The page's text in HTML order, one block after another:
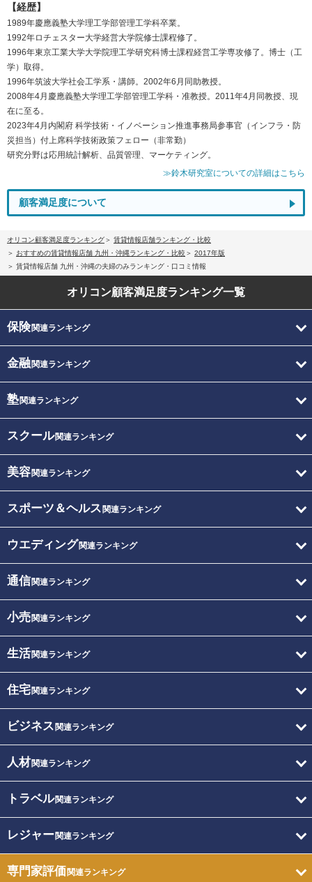
【経歴】
1989年慶應義塾大学理工学部管理工学科卒業。
1992年ロチェスター大学経営大学院修士課程修了。
1996年東京工業大学大学院理工学研究科博士課程経営工学専攻修了。博士（工
学）取得。
1996年筑波大学社会工学系・講師。2002年6月同助教授。
2008年4月慶應義塾大学理工学部管理工学科・准教授。2011年4月同教授、現
在に至る。
2023年4月内閣府 科学技術・イノベーション推進事務局参事官（インフラ・防
災担当）付上席科学技術政策フェロー（非常勤）
研究分野は応用統計解析、品質管理、マーケティング。
≫鈴木研究室についての詳細はこちら
顧客満足度について
オリコン顧客満足度ランキング
賃貸情報店舗ランキング・比較
おすすめの賃貸情報店舗 九州・沖縄ランキング・比較
2017年版
賃貸情報店舗 九州・沖縄の夫婦のみランキング・口コミ情報
オリコン顧客満足度ランキング一覧
保険関連ランキング
金融関連ランキング
塾関連ランキング
スクール関連ランキング
美容関連ランキング
スポーツ＆ヘルス 関連ランキング
ウエディング関連ランキング
通信関連ランキング
小売関連ランキング
生活関連ランキング
住宅関連ランキング
ビジネス 関連ランキング
人材関連ランキング
トラベル関連ランキング
レジャー関連ランキング
専門家評価関連ランキング